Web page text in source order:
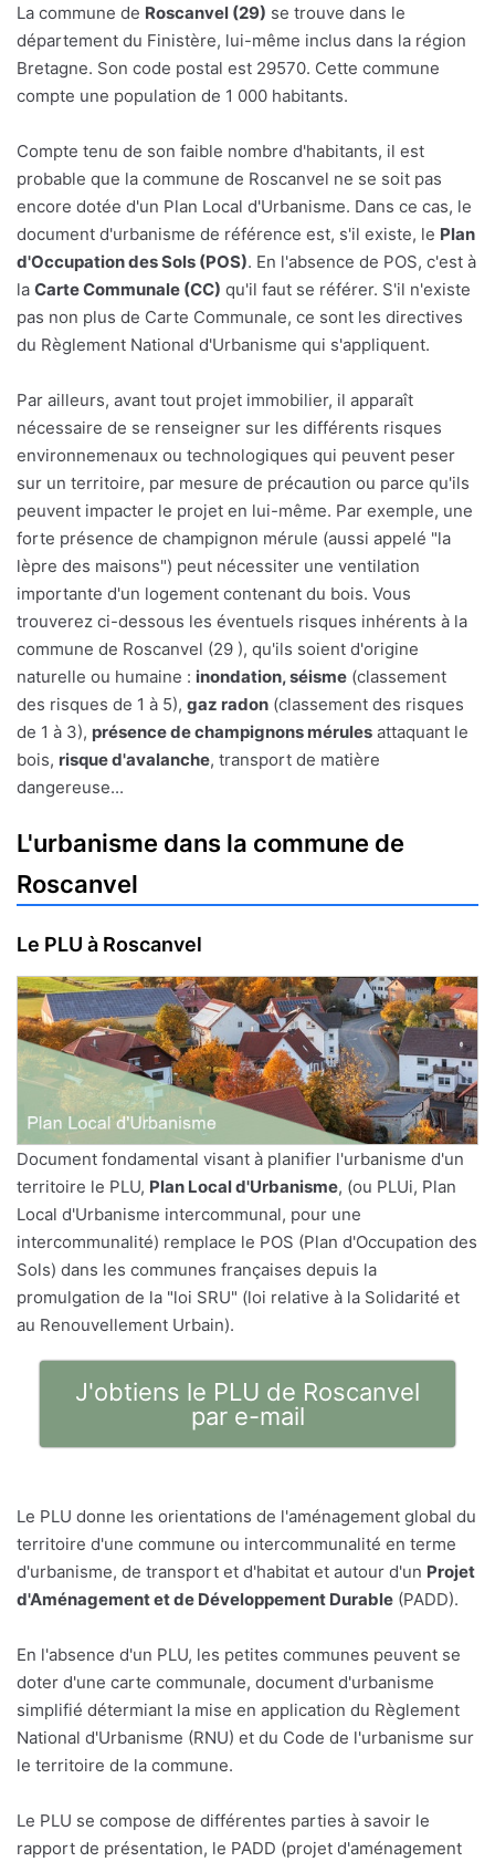
La commune de Roscanvel (29) se trouve dans le
département du Finistère, lui-même inclus dans la région
Bretagne. Son code postal est 29570. Cette commune
compte une population de 1 000 habitants.
Compte tenu de son faible nombre d'habitants, il est
probable que la commune de Roscanvel ne se soit pas
encore dotée d'un Plan Local d'Urbanisme. Dans ce cas, le
document d'urbanisme de référence est, s'il existe, le Plan
d'Occupation des Sols (POS). En l'absence de POS, c'est à
la Carte Communale (CC) qu'il faut se référer. S'il n'existe
pas non plus de Carte Communale, ce sont les directives
du Règlement National d'Urbanisme qui s'appliquent.
Par ailleurs, avant tout projet immobilier, il apparaît
nécessaire de se renseigner sur les différents risques
environnemenaux ou technologiques qui peuvent peser
sur un territoire, par mesure de précaution ou parce qu'ils
peuvent impacter le projet en lui-même. Par exemple, une
forte présence de champignon mérule (aussi appelé "la
lèpre des maisons") peut nécessiter une ventilation
importante d'un logement contenant du bois. Vous
trouverez ci-dessous les éventuels risques inhérents à la
commune de Roscanvel (29 ), qu'ils soient d'origine
naturelle ou humaine : inondation, séisme (classement
des risques de 1 à 5), gaz radon (classement des risques
de 1 à 3), présence de champignons mérules attaquant le
bois, risque d'avalanche, transport de matière
dangereuse...
L'urbanisme dans la commune de
Roscanvel
Le PLU à Roscanvel
Document fondamental visant à planifier l'urbanisme d'un
territoire le PLU, Plan Local d'Urbanisme, (ou PLUi, Plan
Local d'Urbanisme intercommunal, pour une
intercommunalité) remplace le POS (Plan d'Occupation des
Sols) dans les communes françaises depuis la
promulgation de la "loi SRU" (loi relative à la Solidarité et
au Renouvellement Urbain).
J'obtiens le PLU de Roscanvel
par e-mail
Le PLU donne les orientations de l'aménagement global du
territoire d'une commune ou intercommunalité en terme
d'urbanisme, de transport et d'habitat et autour d'un Projet
d'Aménagement et de Développement Durable (PADD).
En l'absence d'un PLU, les petites communes peuvent se
doter d'une carte communale, document d'urbanisme
simplifié détermiant la mise en application du Règlement
National d'Urbanisme (RNU) et du Code de l'urbanisme sur
le territoire de la commune.
Le PLU se compose de différentes parties à savoir le
rapport de présentation, le PADD (projet d'aménagement